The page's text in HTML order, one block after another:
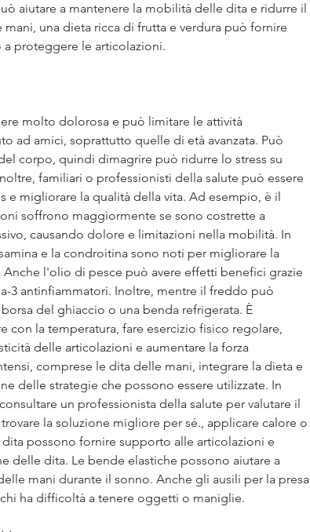
aiutare a mantenere la mobilità delle dita e ridurre il
una dieta ricca di frutta e verdura può fornire
a proteggere le articolazioni.
molto dolorosa e può limitare le attività
ad amici, soprattutto quelle di età avanzata. Può
corpo, quindi dimagrire può ridurre lo stress su
familiari o professionisti della salute può essere
e migliorare la qualità della vita. Ad esempio, è il
soffrono maggiormente se sono costrette a
causando dolore e limitazioni nella mobilità. In
e la condroitina sono noti per migliorare la
l'olio di pesce può avere effetti benefici grazie
3 antinfiammatori. Inoltre, mentre il freddo può
del ghiaccio o una benda refrigerata. È
con la temperatura, fare esercizio fisico regolare,
delle articolazioni e aumentare la forza
comprese le dita delle mani, integrare la dieta e
delle strategie che possono essere utilizzate. In
un professionista della salute per valutare il
la soluzione migliore per sé., applicare calore o
possono fornire supporto alle articolazioni e
delle dita. Le bende elastiche possono aiutare a
mani durante il sonno. Anche gli ausili per la presa
ha difficoltà a tenere oggetti o maniglie.